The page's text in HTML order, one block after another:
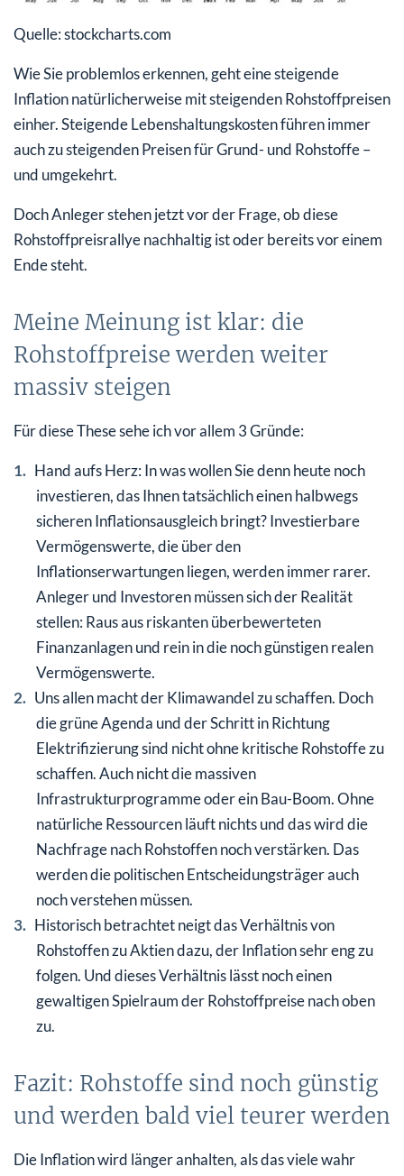
Quelle: stockcharts.com
Wie Sie problemlos erkennen, geht eine steigende
Inflation natürlicherweise mit steigenden Rohstoffpreisen
einher. Steigende Lebenshaltungskosten führen immer
auch zu steigenden Preisen für Grund- und Rohstoffe –
und umgekehrt.
Doch Anleger stehen jetzt vor der Frage, ob diese
Rohstoffpreisrallye nachhaltig ist oder bereits vor einem
Ende steht.
Meine Meinung ist klar: die
Rohstoffpreise werden weiter
massiv steigen
Für diese These sehe ich vor allem 3 Gründe:
Hand aufs Herz: In was wollen Sie denn heute noch
investieren, das Ihnen tatsächlich einen halbwegs
sicheren Inflationsausgleich bringt? Investierbare
Vermögenswerte, die über den
Inflationserwartungen liegen, werden immer rarer.
Anleger und Investoren müssen sich der Realität
stellen: Raus aus riskanten überbewerteten
Finanzanlagen und rein in die noch günstigen realen
Vermögenswerte.
Uns allen macht der Klimawandel zu schaffen. Doch
die grüne Agenda und der Schritt in Richtung
Elektrifizierung sind nicht ohne kritische Rohstoffe zu
schaffen. Auch nicht die massiven
Infrastrukturprogramme oder ein Bau-Boom. Ohne
natürliche Ressourcen läuft nichts und das wird die
Nachfrage nach Rohstoffen noch verstärken. Das
werden die politischen Entscheidungsträger auch
noch verstehen müssen.
Historisch betrachtet neigt das Verhältnis von
Rohstoffen zu Aktien dazu, der Inflation sehr eng zu
folgen. Und dieses Verhältnis lässt noch einen
gewaltigen Spielraum der Rohstoffpreise nach oben
zu.
Fazit: Rohstoffe sind noch günstig
und werden bald viel teurer werden
Die Inflation wird länger anhalten, als das viele wahr